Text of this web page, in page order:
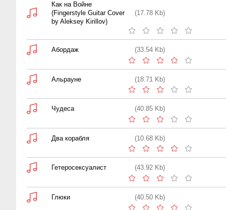
Как на Войне
(Fingerstyle Guitar Cover
by Aleksey Kirillov)
(17.78 Kb)
Абордаж (33.54 Kb)
Альрауне (18.71 Kb)
Чудеса (40.85 Kb)
Два корабля (10.68 Kb)
Гетеросексуалист (43.92 Kb)
Глюки (40.50 Kb)